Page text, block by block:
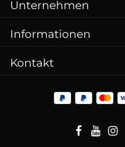
Kontakt
Unternehmen
Informationen